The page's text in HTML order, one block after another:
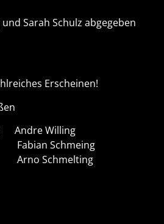
Sarah Schulz abgegeben
Erscheinen!
Andre Willing
Schmeing
Schmelting